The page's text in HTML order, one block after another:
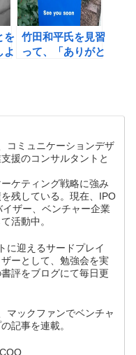
を
よ
竹田和平氏を見習
って、「ありがと
コミュニケーションデザ
援のコンサルタントと
ケティング戦略に強み
残している。現在、IPO
ザー、ベンチャー企業
活動中。
に迎えるサードプレイ
ーとして、勉強会を実
評をブログにて毎日更
マックファンでベンチャ
記事を連載。